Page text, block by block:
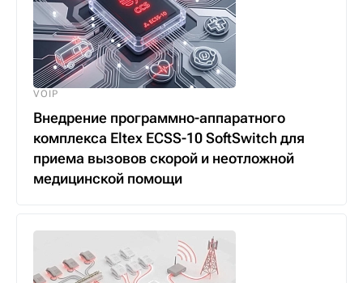
VOIP
Внедрение программно-аппаратного
комплекса Eltex ECSS-10 SoftSwitch для
приема вызовов скорой и неотложной
медицинской помощи